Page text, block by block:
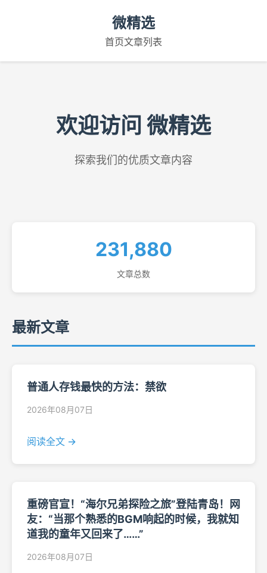
微精选
首页文章列表
欢迎访问 微精选
探索我们的优质文章内容
231,880
文章总数
最新文章
普通人存钱最快的方法：禁欲
2026年08月07日
阅读全文 →
重磅官宣！“海尔兄弟探险之旅”登陆青岛！网
友：“当那个熟悉的BGM响起的时候，我就知
道我的童年又回来了……”
2026年08月07日